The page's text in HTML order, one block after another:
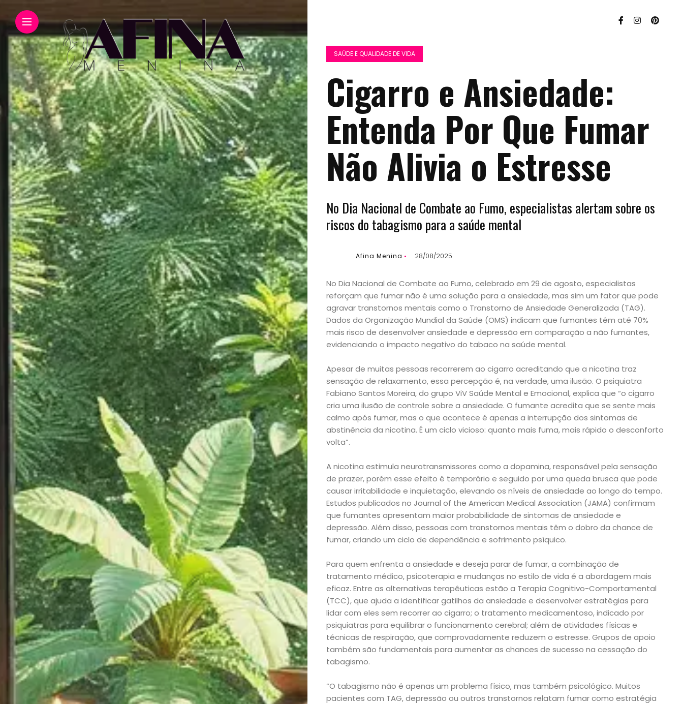
Início
Academia
Beleza
Bora
lá!
Casa
e
SAÚDE E QUALIDADE DE VIDA
Cigarro e Ansiedade:
Entenda Por Que Fumar
Não Alivia o Estresse
No Dia Nacional de Combate ao Fumo, especialistas alertam sobre os
riscos do tabagismo para a saúde mental
Afina Menina 28/08/2025
No Dia Nacional de Combate ao Fumo, celebrado em 29 de agosto, especialistas
reforçam que fumar não é uma solução para a ansiedade, mas sim um fator que pode
agravar transtornos mentais como o Transtorno de Ansiedade Generalizada (TAG).
Dados da Organização Mundial da Saúde (OMS) indicam que fumantes têm até 70%
mais risco de desenvolver ansiedade e depressão em comparação a não fumantes,
evidenciando o impacto negativo do tabaco na saúde mental.
Apesar de muitas pessoas recorrerem ao cigarro acreditando que a nicotina traz
sensação de relaxamento, essa percepção é, na verdade, uma ilusão. O psiquiatra
Fabiano Santos Moreira, do grupo ViV Saúde Mental e Emocional, explica que “o cigarro
cria uma ilusão de controle sobre a ansiedade. O fumante acredita que se sente mais
calmo após fumar, mas o que acontece é apenas a interrupção dos sintomas de
abstinência da nicotina. É um ciclo vicioso: quanto mais fuma, mais rápido o desconforto
volta”.
A nicotina estimula neurotransmissores como a dopamina, responsável pela sensação
de prazer, porém esse efeito é temporário e seguido por uma queda brusca que pode
causar irritabilidade e inquietação, elevando os níveis de ansiedade ao longo do tempo.
Estudos publicados no Journal of the American Medical Association (JAMA) confirmam
que fumantes apresentam maior probabilidade de sintomas de ansiedade e
depressão. Além disso, pessoas com transtornos mentais têm o dobro da chance de
fumar, criando um ciclo de dependência e sofrimento psíquico.
Para quem enfrenta a ansiedade e deseja parar de fumar, a combinação de
tratamento médico, psicoterapia e mudanças no estilo de vida é a abordagem mais
eficaz. Entre as alternativas terapêuticas estão a Terapia Cognitivo-Comportamental
(TCC), que ajuda a identificar gatilhos da ansiedade e desenvolver estratégias para
lidar com eles sem recorrer ao cigarro; o tratamento medicamentoso, indicado por
psiquiatras para equilibrar o funcionamento cerebral; além de atividades físicas e
técnicas de respiração, que comprovadamente reduzem o estresse. Grupos de apoio
também são fundamentais para aumentar as chances de sucesso na cessação do
tabagismo.
“O tabagismo não é apenas um problema físico, mas também psicológico. Muitos
pacientes com TAG, depressão ou outros transtornos relatam fumar como estratégia